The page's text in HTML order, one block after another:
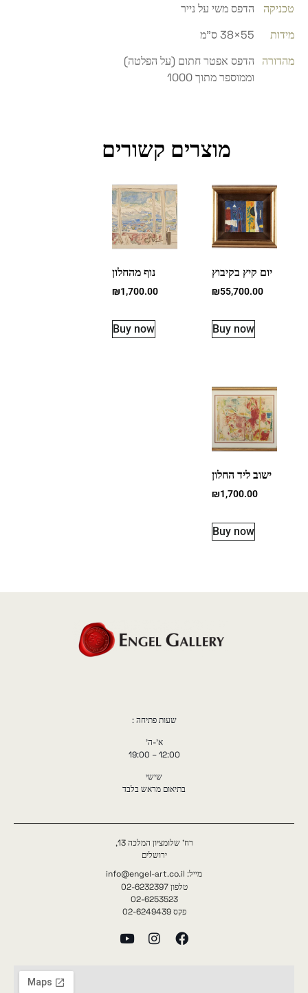
טכניקה
הדפס משי על נייר
מידות
55×38 ס"מ
מהדורה
הדפס אפטר חתום (על הפלטה)
וממוספר מתוך 1000
מוצרים קשורים
יום קיץ בקיבוץ
₪55,700.00
Buy now
נוף מהחלון
₪1,700.00
Buy now
ישוב ליד החלון
₪1,700.00
Buy now
שעות פתיחה :
א'-ה'
12:00 – 19:00
שישי
בתיאום מראש בלבד
רח' שלומציון המלכה 13,
ירושלים
מייל: info@engel-art.co.il
טלפון 02-6232397
02-6253523
פקס 02-6249439